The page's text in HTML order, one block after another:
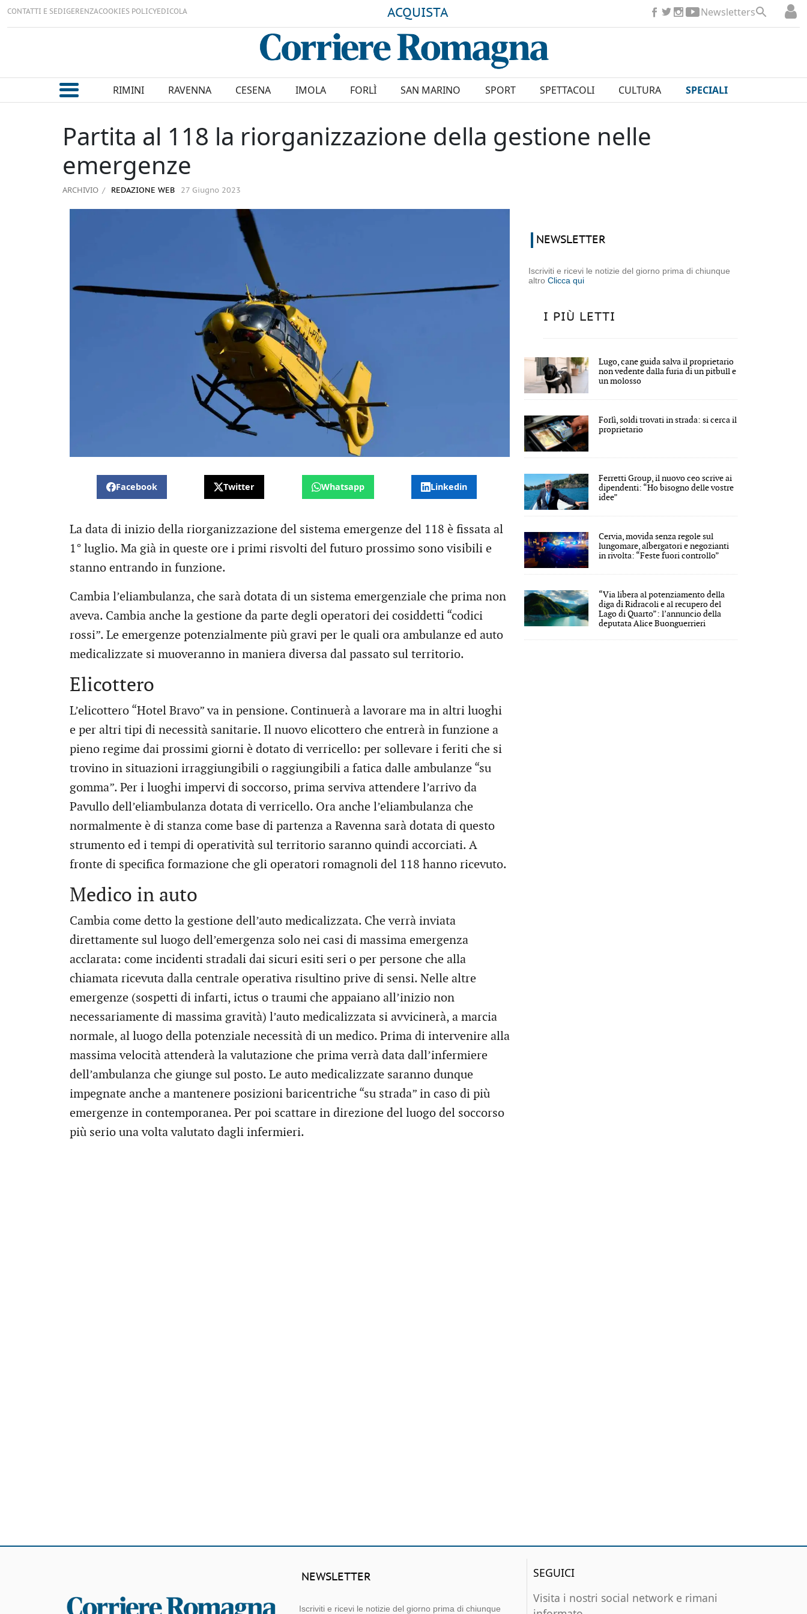
CONTATTI E SEDIGERENZACOOKIES POLICYEDICOLA ACQUISTA Newsletters
RIMINI RAVENNA CESENA IMOLA FORLÌ SAN MARINO SPORT SPETTACOLI CULTURA SPECIALI
Partita al 118 la riorganizzazione della gestione nelle
emergenze
ARCHIVIO REDAZIONE WEB 27 Giugno 2023
Facebook Twitter Whatsapp Linkedin
La data di inizio della riorganizzazione del sistema emergenze del 118 è fissata al
1° luglio. Ma già in queste ore i primi risvolti del futuro prossimo sono visibili e
stanno entrando in funzione.
Cambia l’eliambulanza, che sarà dotata di un sistema emergenziale che prima non
aveva. Cambia anche la gestione da parte degli operatori dei cosiddetti “codici
rossi”. Le emergenze potenzialmente più gravi per le quali ora ambulanze ed auto
medicalizzate si muoveranno in maniera diversa dal passato sul territorio.
Elicottero
L’elicottero “Hotel Bravo” va in pensione. Continuerà a lavorare ma in altri luoghi
e per altri tipi di necessità sanitarie. Il nuovo elicottero che entrerà in funzione a
pieno regime dai prossimi giorni è dotato di verricello: per sollevare i feriti che si
trovino in situazioni irraggiungibili o raggiungibili a fatica dalle ambulanze “su
gomma”. Per i luoghi impervi di soccorso, prima serviva attendere l’arrivo da
Pavullo dell’eliambulanza dotata di verricello. Ora anche l’eliambulanza che
normalmente è di stanza come base di partenza a Ravenna sarà dotata di questo
strumento ed i tempi di operatività sul territorio saranno quindi accorciati. A
fronte di specifica formazione che gli operatori romagnoli del 118 hanno ricevuto.
Medico in auto
Cambia come detto la gestione dell’auto medicalizzata. Che verrà inviata
direttamente sul luogo dell’emergenza solo nei casi di massima emergenza
acclarata: come incidenti stradali dai sicuri esiti seri o per persone che alla
chiamata ricevuta dalla centrale operativa risultino prive di sensi. Nelle altre
emergenze (sospetti di infarti, ictus o traumi che appaiano all’inizio non
necessariamente di massima gravità) l’auto medicalizzata si avvicinerà, a marcia
normale, al luogo della potenziale necessità di un medico. Prima di intervenire alla
massima velocità attenderà la valutazione che prima verrà data dall’infermiere
dell’ambulanza che giunge sul posto. Le auto medicalizzate saranno dunque
impegnate anche a mantenere posizioni baricentriche “su strada” in caso di più
emergenze in contemporanea. Per poi scattare in direzione del luogo del soccorso
più serio una volta valutato dagli infermieri.
NEWSLETTER
Iscriviti e ricevi le notizie del giorno prima di chiunque
altroClicca qui
I PIÙ LETTI
Lugo, cane guida salva il proprietario
non vedente dalla furia di un pitbull e
un molosso
Forlì, soldi trovati in strada: si cerca il
proprietario
Ferretti Group, il nuovo ceo scrive ai
dipendenti: “Ho bisogno delle vostre
idee”
Cervia, movida senza regole sul
lungomare, albergatori e negozianti
in rivolta: “Feste fuori controllo”
“Via libera al potenziamento della
diga di Ridracoli e al recupero del
Lago di Quarto”: l’annuncio della
deputata Alice Buonguerrieri
NEWSLETTER
Iscriviti e ricevi le notizie del giorno prima di chiunque
SEGUICI
Visita i nostri social network e rimani